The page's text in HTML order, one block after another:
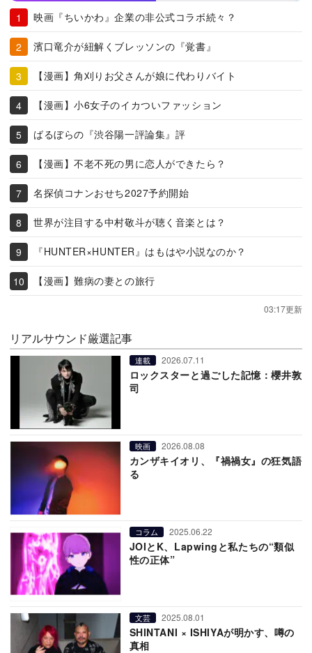
映画『ちいかわ』企業の非公式コラボ続々？
濱口竜介が紐解くブレッソンの『覚書』
【漫画】角刈りお父さんが娘に代わりバイト
【漫画】小6女子のイカついファッション
ばるぼらの『渋谷陽一評論集』評
【漫画】不老不死の男に恋人ができたら？
名探偵コナンおせち2027予約開始
世界が注目する中村敬斗が聴く音楽とは？
『HUNTER×HUNTER』はもはや小説なのか？
【漫画】難病の妻との旅行
03:17更新
リアルサウンド厳選記事
連載 2026.07.11
ロックスターと過ごした記憶：櫻井敦
司
映画 2026.08.08
カンザキイオリ、『禍禍女』の狂気語
る
コラム 2025.06.22
JOIとK、Lapwingと私たちの“類似
性の正体”
文芸 2025.08.01
SHINTANI × ISHIYAが明かす、噂の
真相